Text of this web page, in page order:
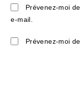
site
(facultatif)
Prévenez-moi
e-mail.
Prévenez-moi